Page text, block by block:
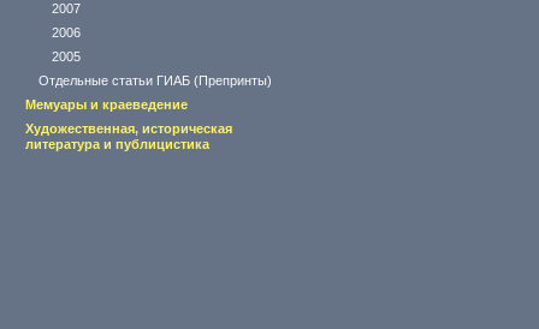
2007
2006
2005
Отдельные статьи ГИАБ (Препринты)
Мемуары и краеведение
Художественная, историческая
литература и публицистика